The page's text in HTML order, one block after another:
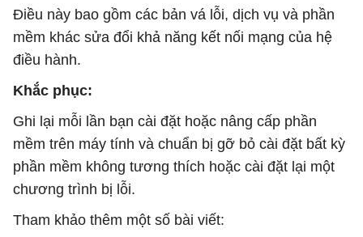
Điều này bao gồm các bản vá lỗi, dịch vụ và phần
mềm khác sửa đổi khả năng kết nối mạng của hệ
điều hành.
Khắc phục:
Ghi lại mỗi lần bạn cài đặt hoặc nâng cấp phần
mềm trên máy tính và chuẩn bị gỡ bỏ cài đặt bất kỳ
phần mềm không tương thích hoặc cài đặt lại một
chương trình bị lỗi.
Tham khảo thêm một số bài viết: